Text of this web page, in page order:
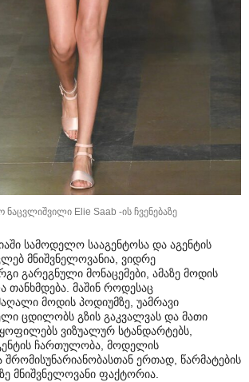
ნაცვლიშვილი Elie Saab -ის ჩვენებაზე
სამოდელო სააგენტოსა და აგენტის
მნიშვნელოვანია, ვიდრე
გარეგნული მონაცემები, ამაზე მოდის
თანხმდება. მაშინ როდესაც
მოდის პოდიუმზე, უამრავი
ცდილობს გზის გაკვალვას და მათი
ვიზუალურ სტანდარტებს,
ჩართულობა, მოდელის
ერთად, წარმატების
მნიშვნელოვანი ფაქტორია.